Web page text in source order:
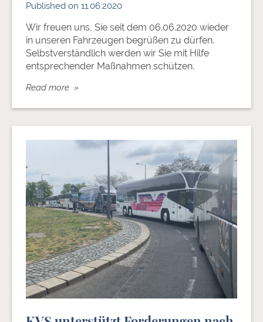
Published on 11.06.2020
Wir freuen uns, Sie seit dem 06.06.2020 wieder
in unseren Fahrzeugen begrüßen zu dürfen.
Selbstverständlich werden wir Sie mit Hilfe
entsprechender Maßnahmen schützen.
Read more »